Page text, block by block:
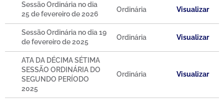
Sessão Ordinária no dia
25 de fevereiro de 2026
Ordinária Visualizar
Sessão Ordinária no dia 19
de fevereiro de 2025
Ordinária Visualizar
ATA DA DÉCIMA SÉTIMA
SESSÃO ORDINÁRIA DO
SEGUNDO PERÍODO
2025
Ordinária Visualizar